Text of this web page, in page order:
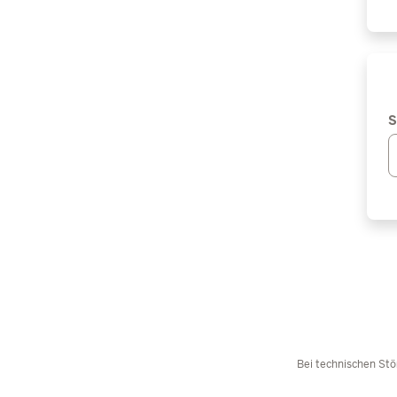
Bei technischen